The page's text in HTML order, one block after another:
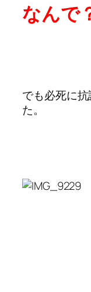
なんで
でも必死に
た。